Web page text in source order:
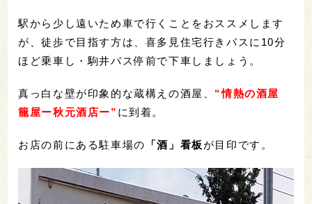
駅から少し遠いため車で行くことをおススメします
が、徒歩で目指す方は、喜多見住宅行きバスに10分
ほど乗車し・駒井バス停前で下車しましょう。
真っ白な壁が印象的な蔵構えの酒屋、 “情熱の酒屋
籠屋ー秋元酒店ー” に到着。
お店の前にある駐車場の 「酒」看板 が目印です。